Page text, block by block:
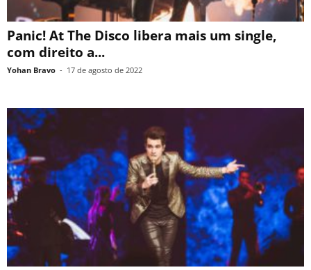
Panic! At The Disco libera mais um single,
com direito a...
Yohan Bravo - 17 de agosto de 2022